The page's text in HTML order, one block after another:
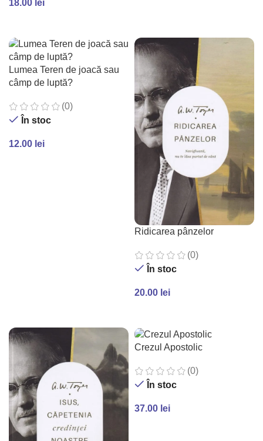
18.00 lei
Lumea Teren de joacă sau
câmp de luptă?
(0)
În stoc
12.00 lei
Ridicarea pânzelor
(0)
În stoc
20.00 lei
Crezul Apostolic
(0)
În stoc
37.00 lei